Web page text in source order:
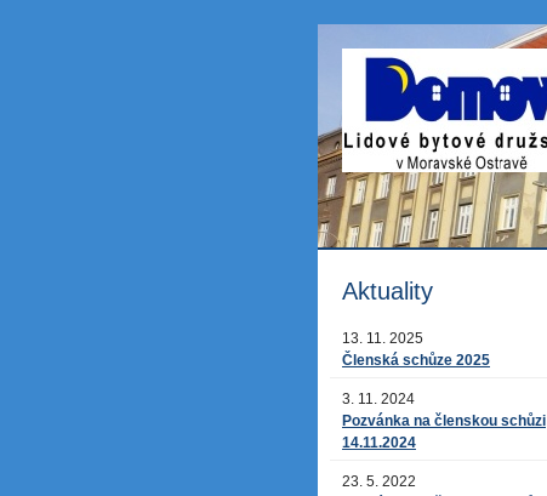
Aktuality
13. 11. 2025
Členská schůze 2025
3. 11. 2024
Pozvánka na členskou schůzi
14.11.2024
23. 5. 2022